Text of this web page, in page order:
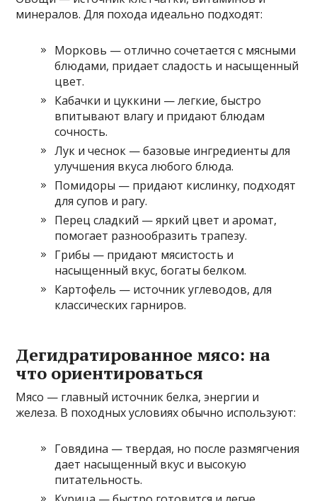
минералов. Для похода идеально подходят:
Морковь — отлично сочетается с мясными
блюдами, придает сладость и насыщенный
цвет.
Кабачки и цуккини — легкие, быстро
впитывают влагу и придают блюдам
сочность.
Лук и чеснок — базовые ингредиенты для
улучшения вкуса любого блюда.
Помидоры — придают кислинку, подходят
для супов и рагу.
Перец сладкий — яркий цвет и аромат,
помогает разнообразить трапезу.
Грибы — придают мясистость и
насыщенный вкус, богаты белком.
Картофель — источник углеводов, для
классических гарниров.
Дегидратированное мясо: на
что ориентироваться
Мясо — главный источник белка, энергии и
железа. В походных условиях обычно используют:
Говядина — твердая, но после размягчения
дает насыщенный вкус и высокую
питательность.